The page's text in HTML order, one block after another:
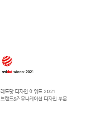
레드닷 디자인 어워드 2021
브랜드&커뮤니케이션 디자인 부문